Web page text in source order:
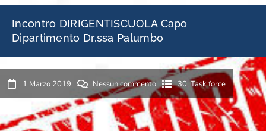
Incontro DIRIGENTISCUOLA Capo
Dipartimento Dr.ssa Palumbo
1 Marzo 2019 Nessun commento 30,Task force